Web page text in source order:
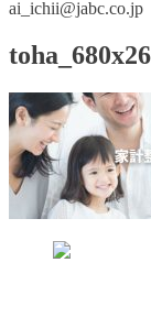
ai_ichii@jabc.co.jp